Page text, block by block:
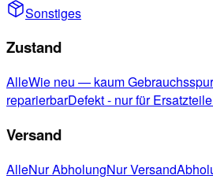
Sonstiges
Zustand
AlleWie neu — kaum
reparierbarDefekt - nur für Ersatzteile
Versand
AlleNur AbholungNur Versand